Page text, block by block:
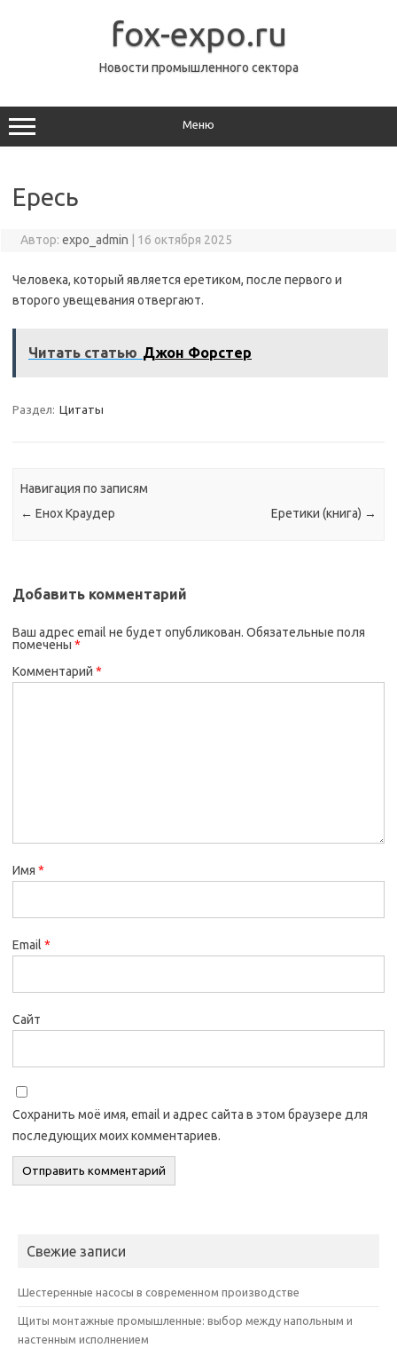
fox-expo.ru
Новости промышленного сектора
Меню
Ересь
Автор: expo_admin 16 октября 2025
Человека, который является еретиком, после первого и
второго увещевания отвергают.
Читать статью Джон Форстер
Раздел: Цитаты
Навигация по записям
← Енох Краудер Еретики (книга) →
Добавить комментарий
Ваш адрес email не будет опубликован. Обязательные поля
помечены *
Комментарий *
Имя *
Email *
Сайт
Сохранить моё имя, email и адрес сайта в этом браузере для
последующих моих комментариев.
Свежие записи
Шестеренные насосы в современном производстве
Щиты монтажные промышленные: выбор между напольным и
настенным исполнением